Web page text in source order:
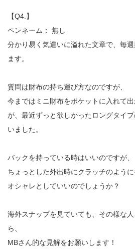
【Q4.】
ペンネーム： 無し
分かり易く気遣いに溢れた文章で、毎
ます。
質問は財布の持ち運び方なのですが、
今まではミニ財布をポケットに入れて出
が、最近ずっと欲しかったロングタイ
いました。
バックを持っている時はいいのですが、
ちょっとした外出時にクラッチのよう
オシャレとしていいのでしょうか？
海外スナップを見ていても、その様な
ら、
MBさん的な見解をお願いします！